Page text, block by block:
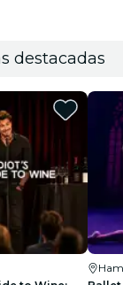
destacadas